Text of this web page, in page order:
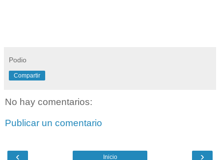
Podio
Compartir
No hay comentarios:
Publicar un comentario
‹ ›
Inicio